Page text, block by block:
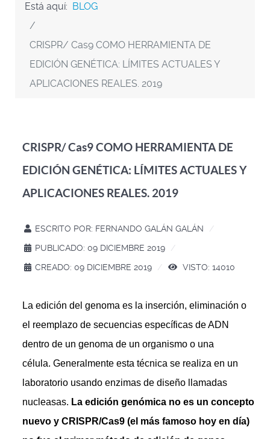
Está aquí: BLOG
CRISPR/ Cas9 COMO HERRAMIENTA DE
EDICIÓN GENÉTICA: LÍMITES ACTUALES Y
APLICACIONES REALES. 2019
CRISPR/ Cas9 COMO HERRAMIENTA DE
EDICIÓN GENÉTICA: LÍMITES ACTUALES Y
APLICACIONES REALES. 2019
ESCRITO POR: FERNANDO GALÁN GALÁN
PUBLICADO: 09 DICIEMBRE 2019
CREADO: 09 DICIEMBRE 2019
VISTO: 14010
La edición del genoma es la inserción, eliminación o
el reemplazo de secuencias específicas de ADN
dentro de un genoma de un organismo o una
célula. Generalmente esta técnica se realiza en un
laboratorio usando enzimas de diseño llamadas
nucleasas. La edición genómica no es un concepto
nuevo y CRISPR/Cas9 (el más famoso hoy en día)